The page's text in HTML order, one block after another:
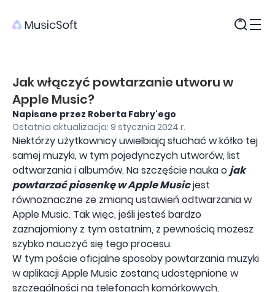
Jak włączyć powtarzanie utworu w
Apple Music?
Napisane przez Roberta Fabry'ego
Ostatnia aktualizacja: 9 stycznia 2024 r.
Niektórzy użytkownicy uwielbiają słuchać w kółko tej
samej muzyki, w tym pojedynczych utworów, list
odtwarzania i albumów. Na szczęście nauka ojak
powtarzać piosenkę w Apple Musicjest
równoznaczne ze zmianą ustawień odtwarzania w
Apple Music. Tak więc, jeśli jesteś bardzo
zaznajomiony z tym ostatnim, z pewnością możesz
szybko nauczyć się tego procesu.
W tym poście oficjalne sposoby powtarzania muzyki
w aplikacji Apple Music zostaną udostępnione w
szczególności na telefonach komórkowych,